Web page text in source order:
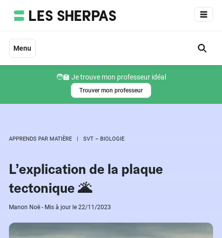
Menu
🧑‍🏫 Je trouve mon professeur idéal
Trouver mon professeur
APPRENDS PAR MATIÈRE SVT – BIOLOGIE
L’explication de la plaque
tectonique 🌋
Manon Noë - Mis à jour le 22/11/2023